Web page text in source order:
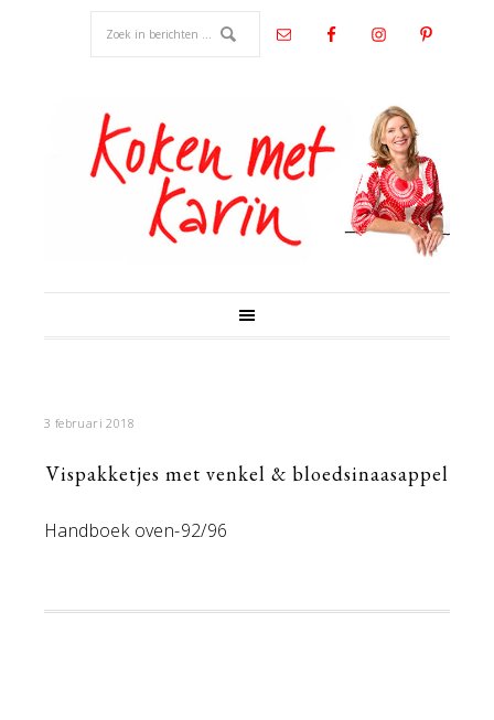
3 februari 2018
Vispakketjes met venkel & bloedsinaasappel
Handboek oven-92/96